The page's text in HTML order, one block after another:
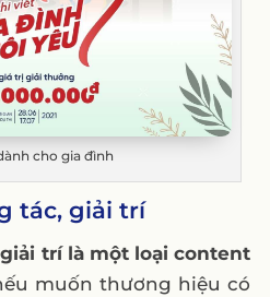
cho gia đình
tác, giải trí
trí là một loại content
muốn thương hiệu có